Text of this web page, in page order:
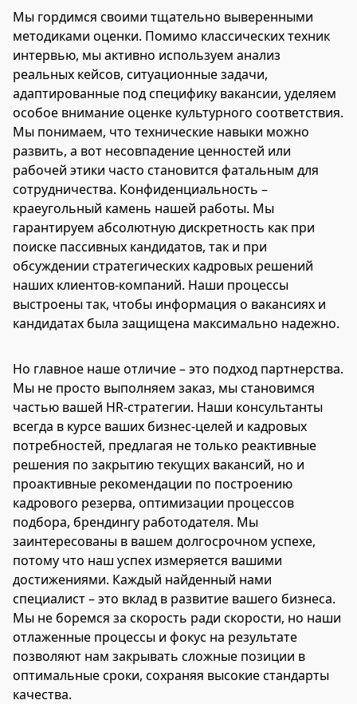
Мы гордимся своими тщательно выверенными
методиками оценки. Помимо классических техник
интервью, мы активно используем анализ
реальных кейсов, ситуационные задачи,
адаптированные под специфику вакансии, уделяем
особое внимание оценке культурного соответствия.
Мы понимаем, что технические навыки можно
развить, а вот несовпадение ценностей или
рабочей этики часто становится фатальным для
сотрудничества. Конфиденциальность –
краеугольный камень нашей работы. Мы
гарантируем абсолютную дискретность как при
поиске пассивных кандидатов, так и при
обсуждении стратегических кадровых решений
наших клиентов-компаний. Наши процессы
выстроены так, чтобы информация о вакансиях и
кандидатах была защищена максимально надежно.
Но главное наше отличие – это подход партнерства.
Мы не просто выполняем заказ, мы становимся
частью вашей HR-стратегии. Наши консультанты
всегда в курсе ваших бизнес-целей и кадровых
потребностей, предлагая не только реактивные
решения по закрытию текущих вакансий, но и
проактивные рекомендации по построению
кадрового резерва, оптимизации процессов
подбора, брендингу работодателя. Мы
заинтересованы в вашем долгосрочном успехе,
потому что наш успех измеряется вашими
достижениями. Каждый найденный нами
специалист – это вклад в развитие вашего бизнеса.
Мы не боремся за скорость ради скорости, но наши
отлаженные процессы и фокус на результате
позволяют нам закрывать сложные позиции в
оптимальные сроки, сохраняя высокие стандарты
качества.